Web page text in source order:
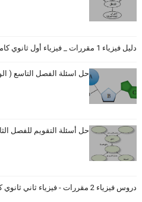
دليل فيزياء 1 مقررات _ فيزياء أول ثانوي كاملا _
حل اسئلة الفصل التاسع (
حل أسئلة التقويم للفصل
دروس فيزياء 2 مقررات - فيزياء ثاني ثانوي كاملا